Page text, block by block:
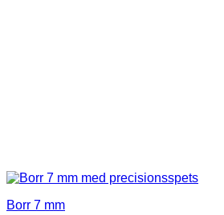
Borr 7 mm